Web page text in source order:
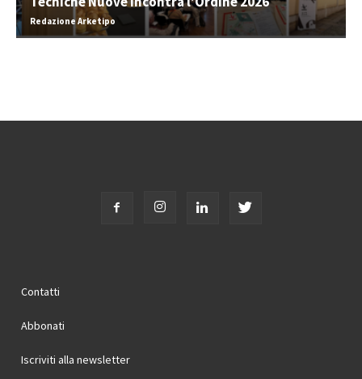
Redazione Arketipo
Contatti
Abbonati
Iscriviti alla newsletter